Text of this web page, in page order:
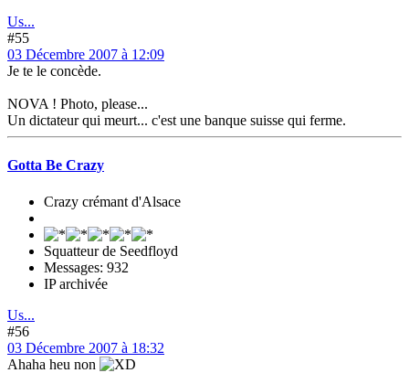
Us...
#55
03 Décembre 2007 à 12:09
Je te le concède.
NOVA ! Photo, please...
Un dictateur qui meurt... c'est une banque suisse qui ferme.
Gotta Be Crazy
Crazy crémant d'Alsace
Squatteur de Seedfloyd
Messages: 932
IP archivée
Us...
#56
03 Décembre 2007 à 18:32
Ahaha heu non